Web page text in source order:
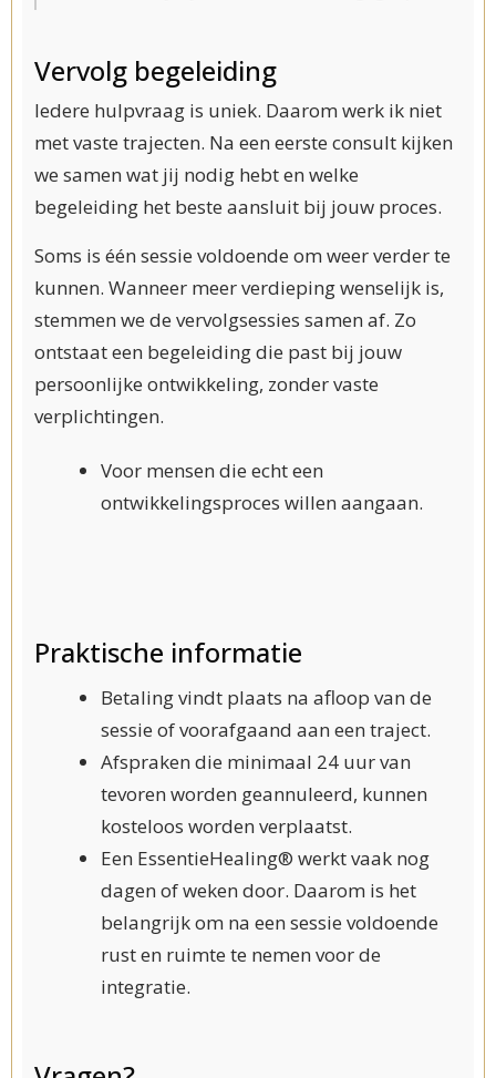
Vervolg begeleiding
Iedere hulpvraag is uniek. Daarom werk ik niet
met vaste trajecten. Na een eerste consult kijken
we samen wat jij nodig hebt en welke
begeleiding het beste aansluit bij jouw proces.
Soms is één sessie voldoende om weer verder te
kunnen. Wanneer meer verdieping wenselijk is,
stemmen we de vervolgsessies samen af. Zo
ontstaat een begeleiding die past bij jouw
persoonlijke ontwikkeling, zonder vaste
verplichtingen.
Voor mensen die echt een
ontwikkelingsproces willen aangaan.
Praktische informatie
Betaling vindt plaats na afloop van de
sessie of voorafgaand aan een traject.
Afspraken die minimaal 24 uur van
tevoren worden geannuleerd, kunnen
kosteloos worden verplaatst.
Een EssentieHealing® werkt vaak nog
dagen of weken door. Daarom is het
belangrijk om na een sessie voldoende
rust en ruimte te nemen voor de
integratie.